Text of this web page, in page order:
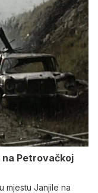
na Petrovačkoj
mjestu Janjile na